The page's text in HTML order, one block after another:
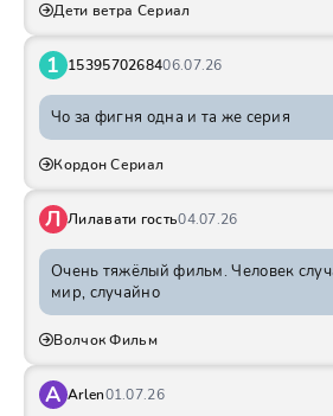
Дети ветра Сериал
1 1539570268406.07.26
Чо за фигня одна и та же серия
Кордон Сериал
Л Лилавати гость04.07.26
Очень тяжёлый фильм. Человек
мир, случайно
Волчок Фильм
A Arlen01.07.26